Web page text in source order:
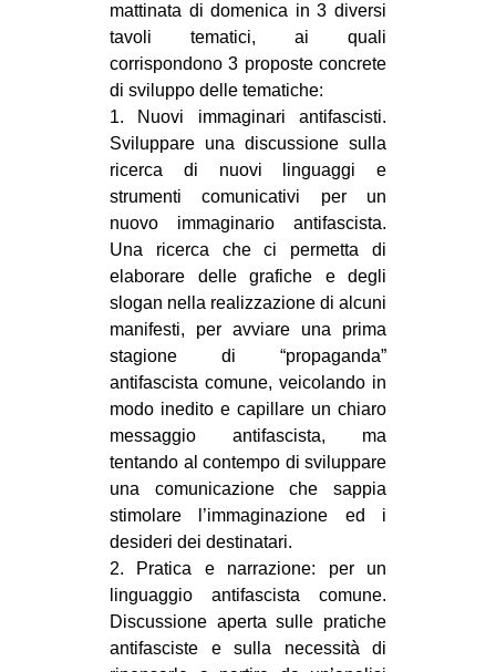
mattinata di domenica in 3 diversi
tavoli tematici, ai quali
corrispondono 3 proposte concrete
di sviluppo delle tematiche:
1. Nuovi immaginari antifascisti.
Sviluppare una discussione sulla
ricerca di nuovi linguaggi e
strumenti comunicativi per un
nuovo immaginario antifascista.
Una ricerca che ci permetta di
elaborare delle grafiche e degli
slogan nella realizzazione di alcuni
manifesti, per avviare una prima
stagione di “propaganda”
antifascista comune, veicolando in
modo inedito e capillare un chiaro
messaggio antifascista, ma
tentando al contempo di sviluppare
una comunicazione che sappia
stimolare l’immaginazione ed i
desideri dei destinatari.
2. Pratica e narrazione: per un
linguaggio antifascista comune.
Discussione aperta sulle pratiche
antifasciste e sulla necessità di